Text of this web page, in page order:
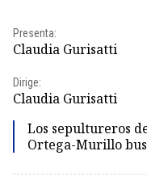
Presenta:
Claudia Gurisatti
Dirige:
Claudia Gurisatti
Los sepultureros
Ortega-Murillo